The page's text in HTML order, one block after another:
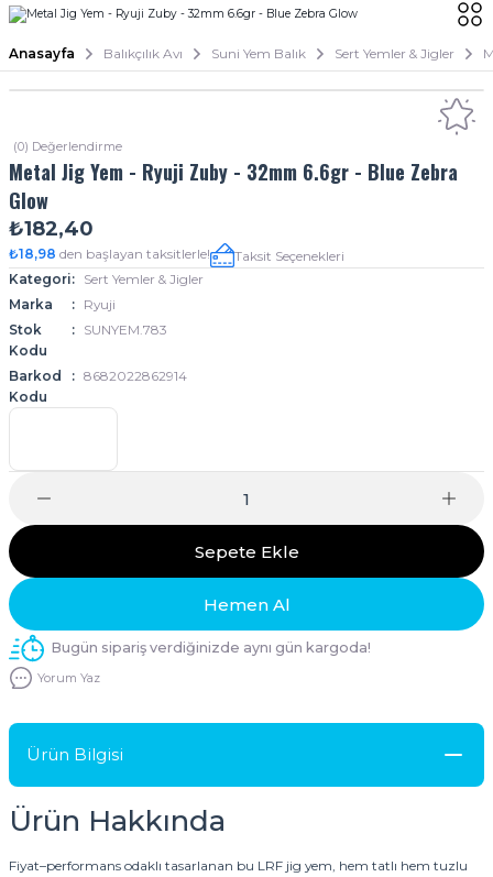
Anasayfa Balıkçılık Avı Suni Yem Balık Sert Yemler & Jigler
(0) Değerlendirme
Metal Jig Yem - Ryuji Zuby - 32mm 6.6gr - Blue Zebra
Glow
₺182,40
₺18,98 den başlayan taksitlerle!
Taksit Seçenekleri
Kategori
Sert Yemler & Jigler
Marka
Ryuji
Stok
Kodu
SUNYEM.783
Barkod
Kodu
8682022862914
Sepete Ekle
Hemen Al
Bugün sipariş verdiğinizde aynı gün kargoda!
Yorum Yaz
Ürün Bilgisi
Ürün Hakkında
Fiyat–performans odaklı tasarlanan bu LRF jig yem, hem tatlı hem tuzlu